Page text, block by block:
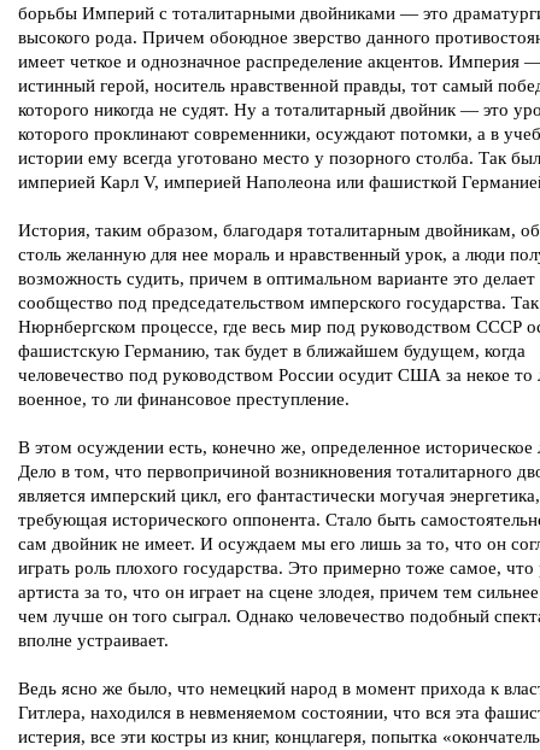
борьбы Империй с тоталитарными двойниками — это
высокого рода. Причем обоюдное зверство данного
имеет четкое и однозначное распределение акцентов. Империя
истинный герой, носитель нравственной правды, тот самый
которого никогда не судят. Ну а тоталитарный двойник — это
которого проклинают современники, осуждают потомки, а в
истории ему всегда уготовано место у позорного столба. Так
империей Карл V, империей Наполеона или фашисткой
История, таким образом, благодаря тоталитарным двойникам,
столь желанную для нее мораль и нравственный урок, а люди
возможность судить, причем в оптимальном варианте это
сообщество под председательством имперского государства.
Нюрнбергском процессе, где весь мир под руководством СССР
фашистскую Германию, так будет в ближайшем будущем, когда
человечество под руководством России осудит США за некое то
военное, то ли финансовое преступление.
В этом осуждении есть, конечно же, определенное историческое
Дело в том, что первопричиной возникновения тоталитарного
является имперский цикл, его фантастически могучая энергетика,
требующая исторического оппонента. Стало быть
сам двойник не имеет. И осуждаем мы его лишь за то, что он
играть роль плохого государства. Это примерно тоже самое, что
артиста за то, что он играет на сцене злодея, причем тем
чем лучше он того сыграл. Однако человечество подобный
вполне устраивает.
Ведь ясно же было, что немецкий народ в момент прихода к
Гитлера, находился в невменяемом состоянии, что вся эта
истерия, все эти костры из книг, концлагеря, попытка